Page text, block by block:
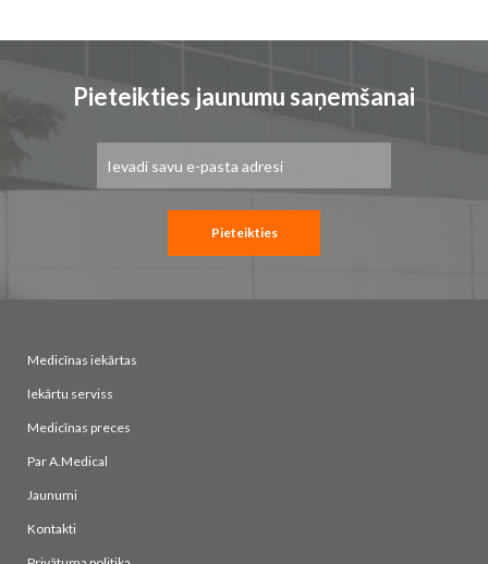
Pieteikties jaunumu saņemšanai
saņemšanai:
Pieteikties
Medicīnas iekārtas
Iekārtu serviss
Medicīnas preces
Par A.Medical
Jaunumi
Kontakti